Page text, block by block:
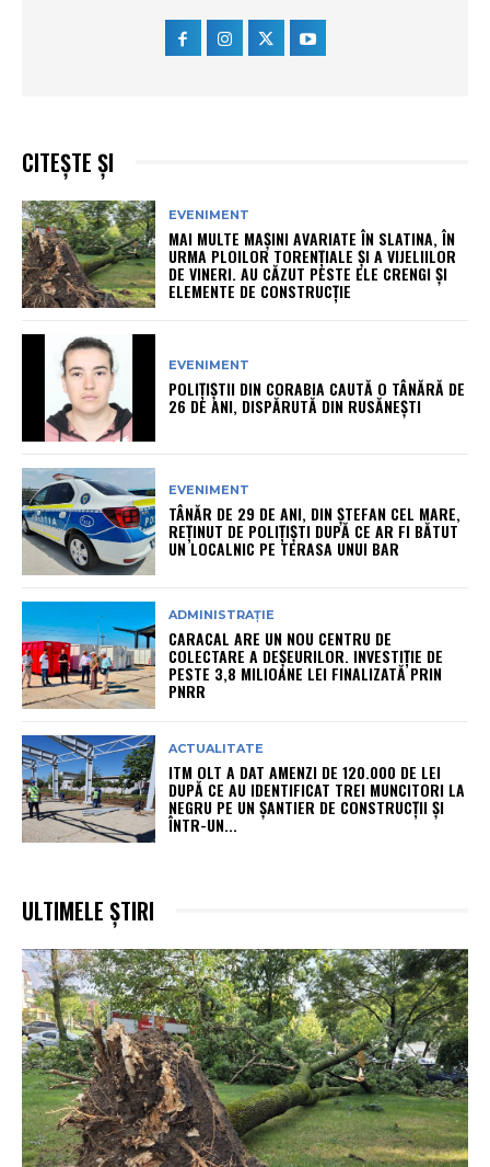
CITEȘTE ȘI
EVENIMENT
MAI MULTE MAȘINI AVARIATE ÎN SLATINA, ÎN
URMA PLOILOR TORENȚIALE ȘI A VIJELIILOR
DE VINERI. AU CĂZUT PESTE ELE CRENGI ȘI
ELEMENTE DE CONSTRUCȚIE
EVENIMENT
POLIȚIȘTII DIN CORABIA CAUTĂ O TÂNĂRĂ DE
26 DE ANI, DISPĂRUTĂ DIN RUSĂNEȘTI
EVENIMENT
TÂNĂR DE 29 DE ANI, DIN ȘTEFAN CEL MARE,
REȚINUT DE POLIȚIȘTI DUPĂ CE AR FI BĂTUT
UN LOCALNIC PE TERASA UNUI BAR
ADMINISTRAȚIE
CARACAL ARE UN NOU CENTRU DE
COLECTARE A DEȘEURILOR. INVESTIȚIE DE
PESTE 3,8 MILIOANE LEI FINALIZATĂ PRIN
PNRR
ACTUALITATE
ITM OLT A DAT AMENZI DE 120.000 DE LEI
DUPĂ CE AU IDENTIFICAT TREI MUNCITORI LA
NEGRU PE UN ȘANTIER DE CONSTRUCȚII ȘI
ÎNTR-UN...
ULTIMELE ȘTIRI